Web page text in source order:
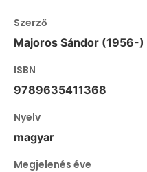
Szerző
Majoros Sándor (1956-)
ISBN
9789635411368
Nyelv
magyar
Megjelenés éve